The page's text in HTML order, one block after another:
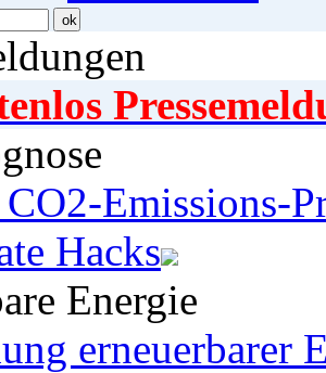
Emissions-
Hacks
Energie
erneuerbarer